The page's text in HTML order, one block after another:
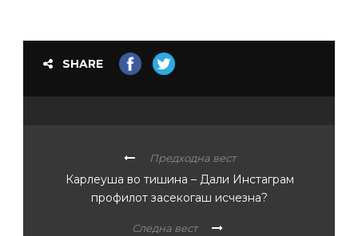
SHARE
Предходна вест
Карлеуша во тишина – Дали Инстаграм
профилот засекогаш исчезна?
Следна вест